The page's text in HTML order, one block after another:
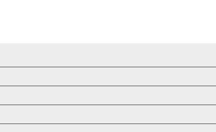
石川県 福井県 甲信越 山梨県 新潟県 長野県 東海 静
大阪府 兵庫県 奈良県 和歌山県 四国 徳島県 高知県
旅館 東京都ホテル・旅館 神奈川県ホテル・旅館
埼
旅館 栃木県ホテル・旅館 群馬県ホテル・旅館
富山
) 知床温泉(北海道) 東北 花巻温泉(岩手) 蔵王温泉(山形)